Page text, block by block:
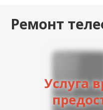
Ремонт
Услуга